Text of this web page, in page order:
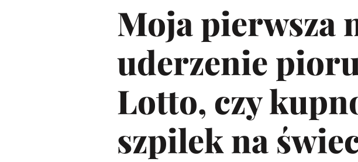
Moja pierwsza
uderzenie
Lotto, czy
szpilek na